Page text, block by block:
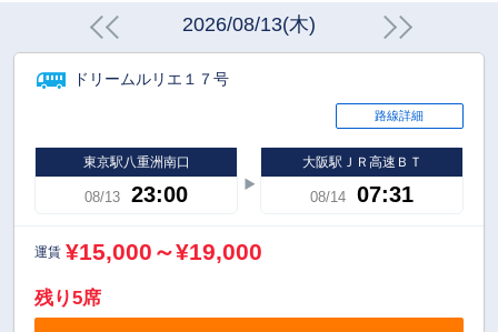
2026/08/13(木)
ドリームルリエ１７号
路線詳細
東京駅八重洲南口
08/13 23:00
大阪駅ＪＲ高速ＢＴ
08/14 07:31
運賃 ¥15,000～¥19,000
残り5席